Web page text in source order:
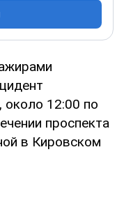
около 12:00 по
проспекта
в Кировском